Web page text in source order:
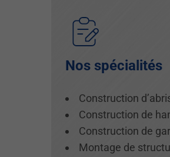
Nos spécialités
Construction
Construction de
Construction de
Montage de